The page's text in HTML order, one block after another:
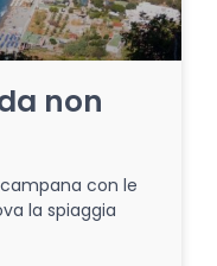
non
con le
la spiaggia